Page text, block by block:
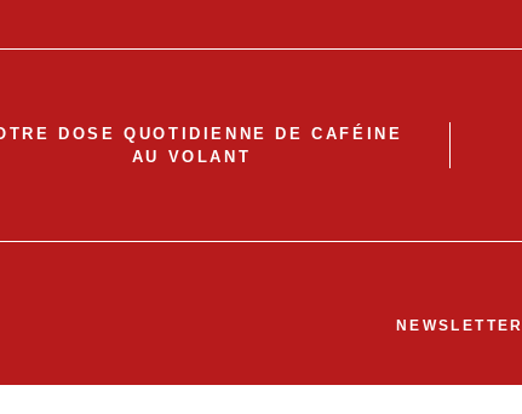
DOSE QUOTIDIENNE DE CAFÉINE
AU VOLANT
NEWSLETTER